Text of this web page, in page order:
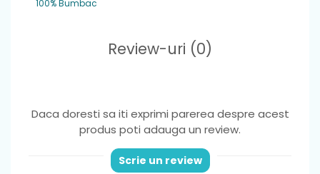
100% Bumbac
Review-uri (0)
Daca doresti sa iti exprimi parerea despre acest
produs poti adauga un review.
Scrie un review